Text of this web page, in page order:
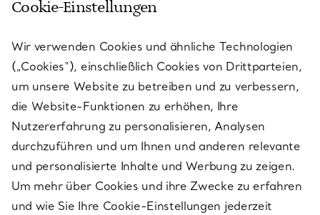
KUNDENSERVICE
SERVICES
ÜBER TIFFANY & CO.
RECHTLICHE HINWEISE
Cookie-Einstellungen
Wir verwenden Cookies und ähnliche Technologien
(„Cookies“), einschließlich Cookies von Drittparteien,
um unsere Website zu betreiben und zu verbessern,
die Website-Funktionen zu erhöhen, Ihre
Nutzererfahrung zu personalisieren, Analysen
durchzuführen und um Ihnen und anderen relevante
und personalisierte Inhalte und Werbung zu zeigen.
Um mehr über Cookies und ihre Zwecke zu erfahren
und wie Sie Ihre Cookie-Einstellungen jederzeit